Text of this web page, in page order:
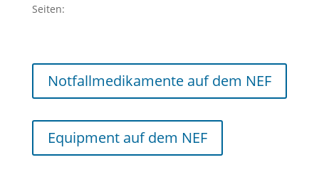
Seiten:
Notfallmedikamente auf dem NEF
Equipment auf dem NEF